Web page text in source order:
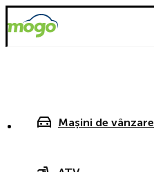
Mașini de vânzare